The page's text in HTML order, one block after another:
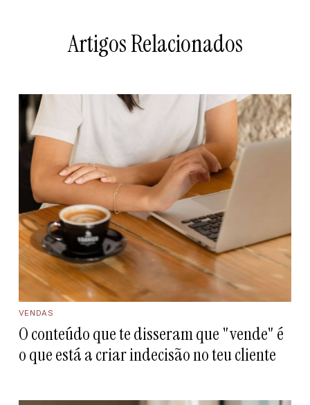
Artigos Relacionados
VENDAS
O conteúdo que te disseram que "vende" é
o que está a criar indecisão no teu cliente